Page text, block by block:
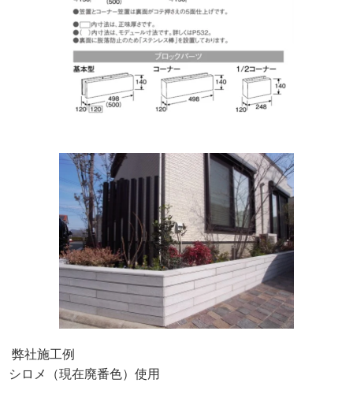
弊社施工例
シロメ（現在廃番色）使用